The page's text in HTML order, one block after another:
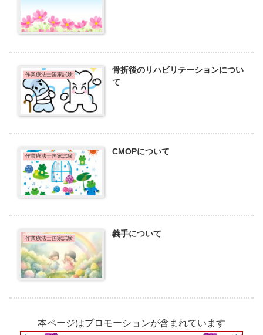
作業療法士国家試験
骨折後のリハビリテーションについ
て
作業療法士国家試験 CMOPについて
作業療法士国家試験 義手について
本ページはプロモーションが含まれています